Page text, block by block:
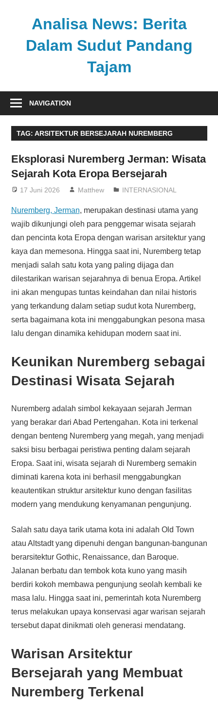
Analisa News: Berita
Dalam Sudut Pandang
Tajam
kritis
akurat
dari
politik,
dan
olahraga
NAVIGATION
TAG: ARSITEKTUR BERSEJARAH NUREMBERG
Eksplorasi Nuremberg Jerman: Wisata
Sejarah Kota Eropa Bersejarah
17 Juni 2026 Matthew INTERNASIONAL
Nuremberg, Jerman, merupakan destinasi utama yang
wajib dikunjungi oleh para penggemar wisata sejarah
dan pencinta kota Eropa dengan warisan arsitektur yang
kaya dan memesona. Hingga saat ini, Nuremberg tetap
menjadi salah satu kota yang paling dijaga dan
dilestarikan warisan sejarahnya di benua Eropa. Artikel
ini akan mengupas tuntas keindahan dan nilai historis
yang terkandung dalam setiap sudut kota Nuremberg,
serta bagaimana kota ini menggabungkan pesona masa
lalu dengan dinamika kehidupan modern saat ini.
Keunikan Nuremberg sebagai
Destinasi Wisata Sejarah
Nuremberg adalah simbol kekayaan sejarah Jerman
yang berakar dari Abad Pertengahan. Kota ini terkenal
dengan benteng Nuremberg yang megah, yang menjadi
saksi bisu berbagai peristiwa penting dalam sejarah
Eropa. Saat ini, wisata sejarah di Nuremberg semakin
diminati karena kota ini berhasil menggabungkan
keautentikan struktur arsitektur kuno dengan fasilitas
modern yang mendukung kenyamanan pengunjung.
Salah satu daya tarik utama kota ini adalah Old Town
atau Altstadt yang dipenuhi dengan bangunan-bangunan
berarsitektur Gothic, Renaissance, dan Baroque.
Jalanan berbatu dan tembok kota kuno yang masih
berdiri kokoh membawa pengunjung seolah kembali ke
masa lalu. Hingga saat ini, pemerintah kota Nuremberg
terus melakukan upaya konservasi agar warisan sejarah
tersebut dapat dinikmati oleh generasi mendatang.
Warisan Arsitektur
Bersejarah yang Membuat
Nuremberg Terkenal